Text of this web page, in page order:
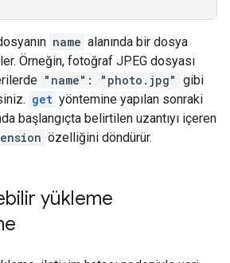
name alanında bir dosya
Örneğin, fotoğraf JPEG dosyası
"name": "photo.jpg" gibi
get yöntemine yapılan sonraki
başlangıçta belirtilen uzantıyı içeren
özelliğini döndürür.
yükleme